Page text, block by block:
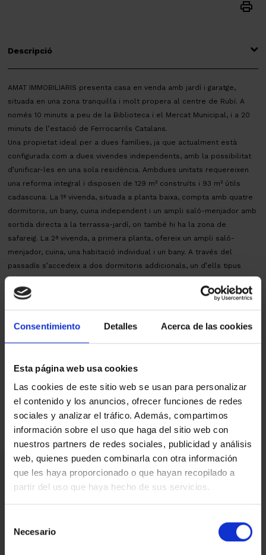
Consentimiento Detalles Acerca de las cookies
Esta página web usa cookies
Las cookies de este sitio web se usan para personalizar
el contenido y los anuncios, ofrecer funciones de redes
sociales y analizar el tráfico. Además, compartimos
información sobre el uso que haga del sitio web con
nuestros partners de redes sociales, publicidad y análisis
web, quienes pueden combinarla con otra información
que les haya proporcionado o que hayan recopilado a
partir del uso que haya hecho de sus servicios.
Necesario
Descripció
AMAT IMMOBILIARIS presenta casa en venda amb jardí i garatge,
situada en una zona tranquil·la i molt propera al centre de Rubí. A
només 10 minuts a peu de la Biblioteca i el Mercat Municipal, i a 20
minuts de l’estació de Ferrocarrils Catalans.
Una propietat ideal per a dues famílies, ja que actualment està
configurada com a dues vivendes independents, amb la possibilitat
d’unificar-les en una sola residència. Ambdues unitats requereixen
una reforma integral i disposen de 129 m² construïts i 93 m² útils
cadascuna. La 1ª vivenda, situada a planta baixa, compta amb quatre
dormitoris, un bany, cuina independent i un ampli saló-menjador amb
sortida directa a la terrassa-jardí, on també hi ha la zona de
safareig. La 2ª vivenda, a primera planta, ofereix un ampli saló-
menjador, cuina, una habitació individual i un bany. A través del
passadís s’accedeix a dos dormitoris addicionals, un d’ells tipus
suite amb bany integrat.
Per a més informació, no dubti a contactar amb nosaltres.
Video
Estic interessat
Ref.:33724
*Camps requerits